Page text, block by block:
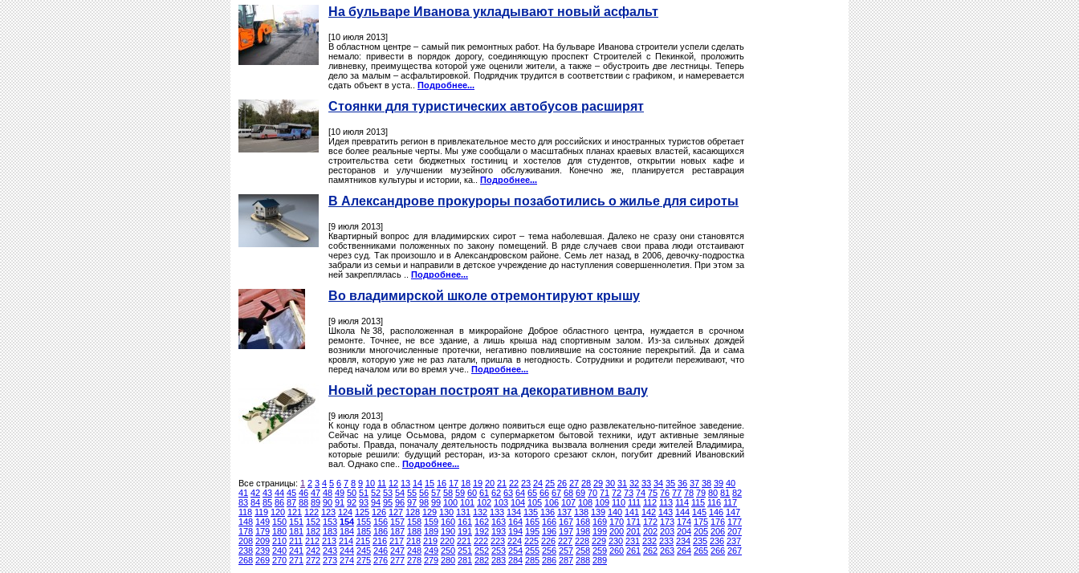
На бульваре Иванова укладывают новый асфальт
[10 июля 2013]
В областном центре – самый пик ремонтных работ. На бульваре Иванова строители успели сделать
немало: привести в порядок дорогу, соединяющую проспект Строителей с Пекинкой, проложить
ливневку, преимущества которой уже оценили жители, а также – обустроить две лестницы. Теперь
дело за малым – асфальтировкой. Подрядчик трудится в соответствии с графиком, и намеревается
сдать объект в уста.. Подробнее...
Стоянки для туристических автобусов расширят
[10 июля 2013]
Идея превратить регион в привлекательное место для российских и иностранных туристов обретает
все более реальные черты. Мы уже сообщали о масштабных планах краевых властей, касающихся
строительства сети бюджетных гостиниц и хостелов для студентов, открытии новых кафе и
ресторанов и улучшении музейного обслуживания. Конечно же, планируется реставрация
памятников культуры и истории, ка.. Подробнее...
В Александрове прокуроры позаботились о жилье для сироты
[9 июля 2013]
Квартирный вопрос для владимирских сирот – тема наболевшая. Далеко не сразу они становятся
собственниками положенных по закону помещений. В ряде случаев свои права люди отстаивают
через суд. Так произошло и в Александровском районе. Семь лет назад, в 2006, девочку-подростка
забрали из семьи и направили в детское учреждение до наступления совершеннолетия. При этом за
ней закреплялась .. Подробнее...
Во владимирской школе отремонтируют крышу
[9 июля 2013]
Школа №38, расположенная в микрорайоне Доброе областного центра, нуждается в срочном
ремонте. Точнее, не все здание, а лишь крыша над спортивным залом. Из-за сильных дождей
возникли многочисленные протечки, негативно повлиявшие на состояние перекрытий. Да и сама
кровля, которую уже не раз латали, пришла в негодность. Сотрудники и родители переживают, что
перед началом или во время уче.. Подробнее...
Новый ресторан построят на декоративном валу
[9 июля 2013]
К концу года в областном центре должно появиться еще одно развлекательно-питейное заведение.
Сейчас на улице Осьмова, рядом с супермаркетом бытовой техники, идут активные земляные
работы. Правда, поначалу деятельность подрядчика вызвала волнения среди жителей Владимира,
которые решили: будущий ресторан, из-за которого срезают склон, погубит древний Ивановский
вал. Однако спе.. Подробнее...
Все страницы: 1 2 3 4 5 6 7 8 9 10 11 12 13 14 15 16 17 18 19 20 21 22 23 24 25 26 27 28 29 30 31 32 33 34 35 36 37 38 39 40
41 42 43 44 45 46 47 48 49 50 51 52 53 54 55 56 57 58 59 60 61 62 63 64 65 66 67 68 69 70 71 72 73 74 75 76 77 78 79 80 81 82
83 84 85 86 87 88 89 90 91 92 93 94 95 96 97 98 99 100 101 102 103 104 105 106 107 108 109 110 111 112 113 114 115 116 117
118 119 120 121 122 123 124 125 126 127 128 129 130 131 132 133 134 135 136 137 138 139 140 141 142 143 144 145 146 147
148 149 150 151 152 153 154 155 156 157 158 159 160 161 162 163 164 165 166 167 168 169 170 171 172 173 174 175 176 177
178 179 180 181 182 183 184 185 186 187 188 189 190 191 192 193 194 195 196 197 198 199 200 201 202 203 204 205 206 207
208 209 210 211 212 213 214 215 216 217 218 219 220 221 222 223 224 225 226 227 228 229 230 231 232 233 234 235 236 237
238 239 240 241 242 243 244 245 246 247 248 249 250 251 252 253 254 255 256 257 258 259 260 261 262 263 264 265 266 267
268 269 270 271 272 273 274 275 276 277 278 279 280 281 282 283 284 285 286 287 288 289